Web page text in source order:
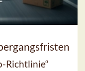
Richtlinie“